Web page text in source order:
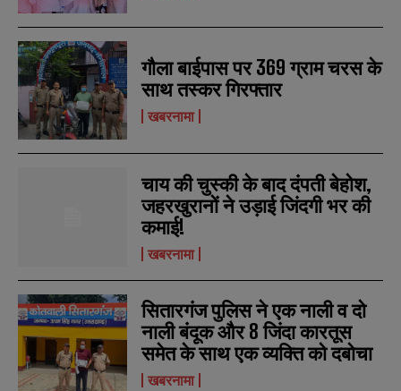
गौला बाईपास पर 369 ग्राम चरस के
साथ तस्कर गिरफ्तार
खबरनामा
चाय की चुस्की के बाद दंपती बेहोश,
जहरखुरानों ने उड़ाई जिंदगी भर की
कमाई!
खबरनामा
सितारगंज पुलिस ने एक नाली व दो
नाली बंदूक और 8 जिंदा कारतूस
समेत के साथ एक व्यक्ति को दबोचा
खबरनामा